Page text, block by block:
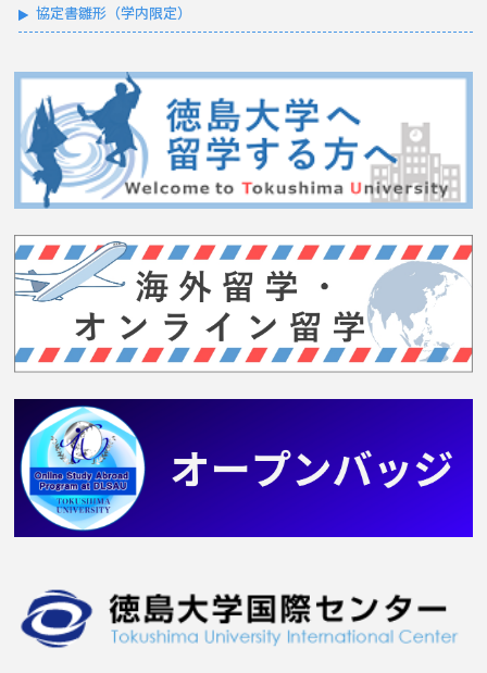
協定書雛形（学内限定）